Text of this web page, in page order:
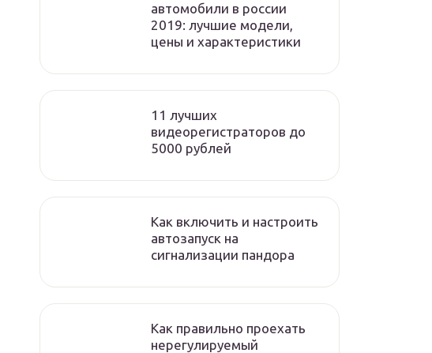
автомобили в россии
2019: лучшие модели,
цены и характеристики
11 лучших
видеорегистраторов до
5000 рублей
Как включить и настроить
автозапуск на
сигнализации пандора
Как правильно проехать
нерегулируемый